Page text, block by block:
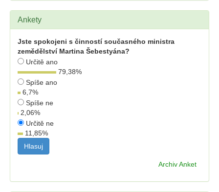
Ankety
Jste spokojeni s činností současného ministra
zemědělství Martina Šebestyána?
Určitě ano
79,38%
Spíše ano
6,7%
Spíše ne
2,06%
Určitě ne
11,85%
Archiv Anket